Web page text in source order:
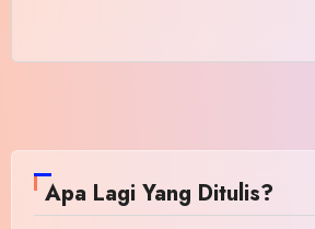
Apa Lagi Yang Ditulis?